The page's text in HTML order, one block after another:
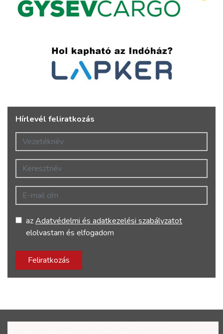
Hírlevél feliratkozás
Vezetéknév
Keresztnév
E-mail cím
azAdatvédelmi és adatkezelési szabályzatot
elolvastam és elfogadom
Feliratkozás